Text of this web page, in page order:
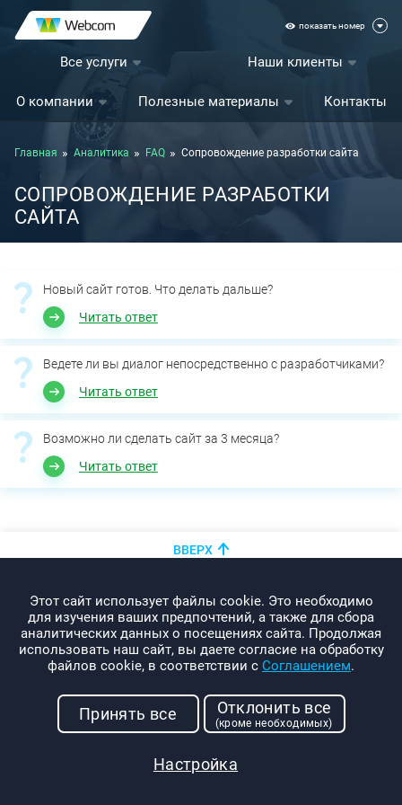
показать номер
Все услуги Наши клиенты
О компании Полезные материалы Контакты
Главная Аналитика FAQ Сопровождение разработки сайта
СОПРОВОЖДЕНИЕ РАЗРАБОТКИ
САЙТА
Новый сайт готов. Что делать дальше?
Читать ответ
Ведете ли вы диалог непосредственно с разработчиками?
Читать ответ
Возможно ли сделать сайт за 3 месяца?
Читать ответ
Этот сайт использует файлы cookie. Это необходимо
для изучения ваших предпочтений, а также для сбора
аналитических данных о посещениях сайта. Продолжая
использовать наш сайт, вы даете согласие на обработку
файлов cookie, в соответствии с Соглашением.
Настройка
Принять все Отклонить все
(кроме необходимых)
ВВЕРХ
info@promo-webcom.by
© 2000-2026. Webcom Performance
г. Минск, ул. Свердлова, 11-332
УНП: 190437288
Политика конфиденциальности